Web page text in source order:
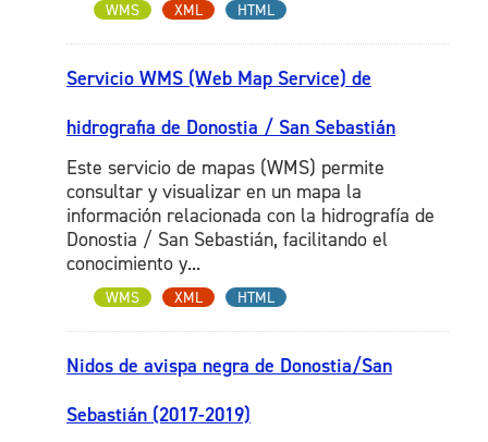
WMS XML HTML
Servicio WMS (Web Map Service) de
hidrografia de Donostia / San Sebastián
Este servicio de mapas (WMS) permite
consultar y visualizar en un mapa la
información relacionada con la hidrografía de
Donostia / San Sebastián, facilitando el
conocimiento y...
WMS XML HTML
Nidos de avispa negra de Donostia/San
Sebastián (2017-2019)